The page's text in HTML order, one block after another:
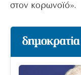
στον κορωνοϊό».